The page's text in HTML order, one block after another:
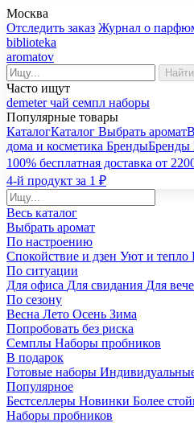
Москва
Отследить заказ Журнал о
biblioteka
aromatov
Найти
Часто ищут
demeterчай семпл наборы
Популярные товары
КаталогКаталог Выбрать аромат
дома и косметика БрендыБренды
100% бесплатная доставка от
4-й продукт за 1 ₽
Весь каталог
Выбрать аромат
По настроению
Спокойствие и дзен Уют и тепло
По ситуации
Для офиса Для свидания Для
По сезону
Весна Лето Осень Зима
Попробовать без риска
Семплы Наборы пробников
В подарок
Готовые наборы
Популярное
Бестселлеры Новинки Более
Наборы пробников